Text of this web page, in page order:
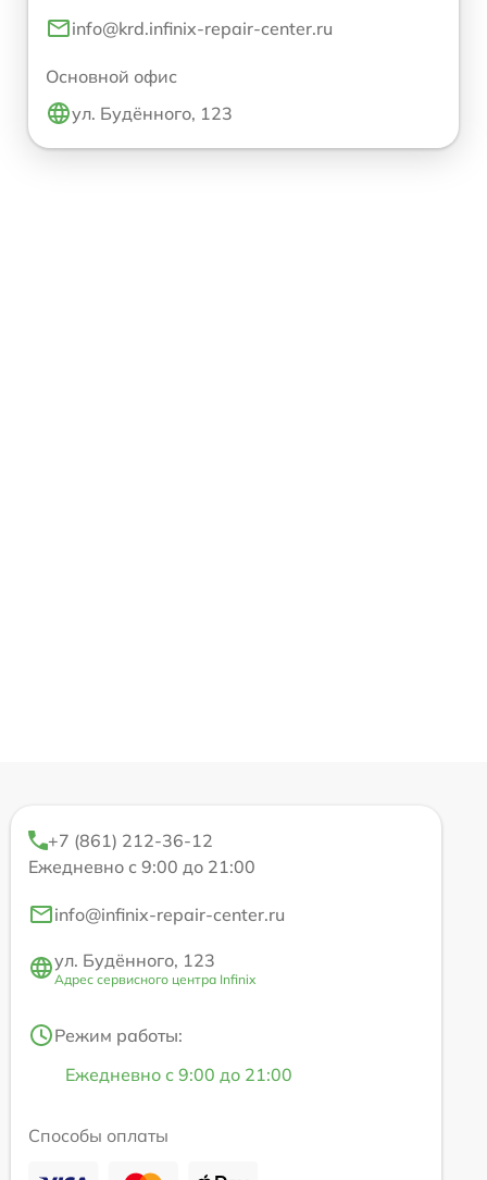
info@krd.infinix-repair-center.ru
Основной офис
ул. Будённого, 123
+7 (861) 212-36-12
Ежедневно с 9:00 до 21:00
info@infinix-repair-center.ru
ул. Будённого, 123
Адрес сервисного центра Infinix
Режим работы:
Ежедневно с 9:00 до 21:00
Способы оплаты